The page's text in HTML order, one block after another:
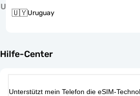
U
🇺🇾Uruguay
Hilfe-Center
Unterstützt mein Telefon die eSIM-